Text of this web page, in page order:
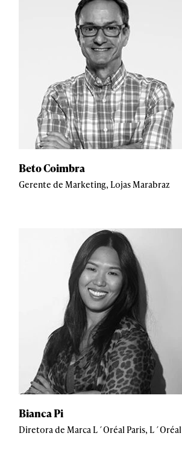
Beto Coimbra
Gerente de Marketing, Lojas Marabraz
Bianca Pi
Diretora de Marca L´Oréal Paris, L´Oréal